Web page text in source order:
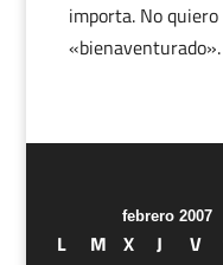
importa. No
«bienaventurado».
febrero 2007
L M X J V